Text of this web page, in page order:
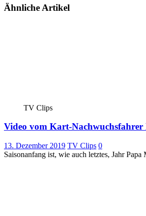
Ähnliche Artikel
TV Clips
Video vom Kart-
13. Dezember 2019 TV Clips 0
Saisonanfang ist, wie auch letztes, Jahr